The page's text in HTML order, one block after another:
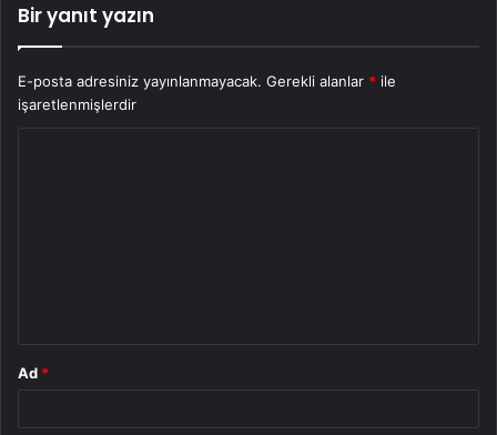
Bir yanıt yazın
E-posta adresiniz yayınlanmayacak. Gerekli alanlar * ile
işaretlenmişlerdir
Ad *